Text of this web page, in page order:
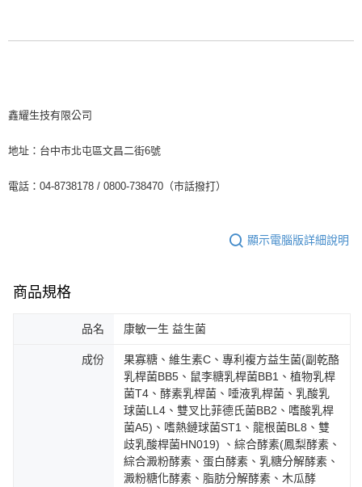
鑫耀生技有限公司
地址：台中市北屯區文昌二街6號
電話：04-8738178 / 0800-738470（巿話撥打）
顯示電腦版詳細說明
商品規格
品名 康敏一生 益生菌
成份
果寡糖、維生素C、專利複方益生菌(副乾酪
乳桿菌BB5、鼠李糖乳桿菌BB1、植物乳桿
菌T4、酵素乳桿菌、唾液乳桿菌、乳酸乳
球菌LL4、雙叉比菲德氏菌BB2、嗜酸乳桿
菌A5)、嗜熱鏈球菌ST1、龍根菌BL8、雙
歧乳酸桿菌HN019) 、綜合酵素(鳳梨酵素、
綜合澱粉酵素、蛋白酵素、乳糖分解酵素、
澱粉糖化酵素、脂肪分解酵素、木瓜酵